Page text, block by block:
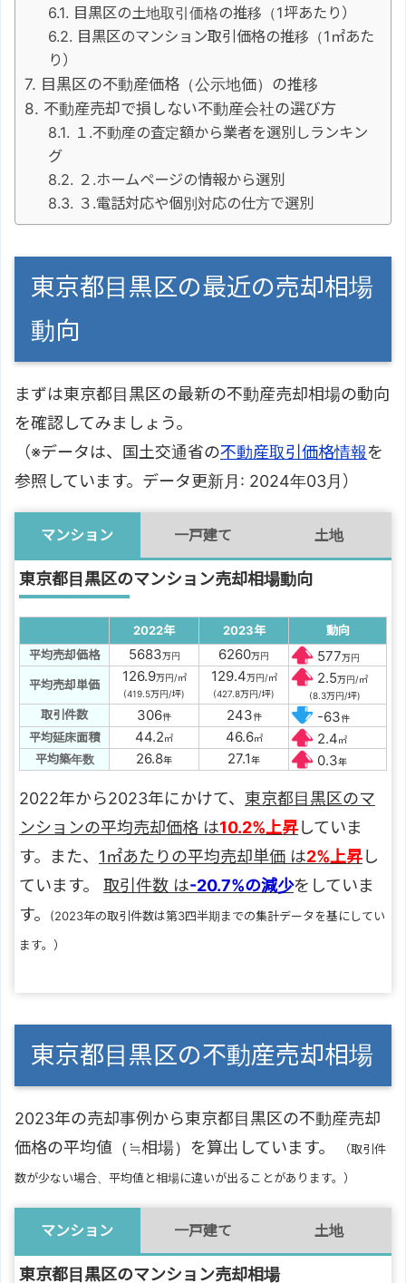
目黒区の土地取引価格の推移（1坪あたり）
目黒区のマンション取引価格の推移（1㎡あた
り）
目黒区の不動産価格（公示地価）の推移
不動産売却で損しない不動産会社の選び方
１.不動産の査定額から業者を選別しランキン
グ
２.ホームページの情報から選別
３.電話対応や個別対応の仕方で選別
東京都目黒区の最近の売却相場
動向
まずは東京都目黒区の最新の不動産売却相場の動向
を確認してみましょう。
（※データは、国土交通省の不動産取引価格情報を
参照しています。データ更新月: 2024年03月）
マンション 一戸建て 土地
東京都目黒区のマンション売却相場動向
2022年 2023年
動向
平均売却価格
5683万円 6260万円 577万円
平均売却単価 126.9万円/㎡
(419.5万円/坪)
129.4万円/㎡
(427.8万円/坪)
2.5万円/㎡
(8.3万円/坪)
取引件数 306件 243件 -63件
平均延床面積 44.2㎡ 46.6㎡ 2.4㎡
平均築年数 26.8年 27.1年 0.3年
2022年から2023年にかけて、 東京都目黒区のマ
ンションの平均売却価格 は10.2%上昇していま
す。また、 1㎡あたりの平均売却単価 は2%上昇し
ています。 取引件数 は-20.7%の減少をしていま
す。
(2023年の取引件数は第3四半期までの集計データを基にしてい
ます。）
東京都目黒区の不動産売却相場
2023年の売却事例から東京都目黒区の不動産売却
価格の平均値（≒相場）を算出しています。
（取引件
数が少ない場合、平均値と相場に違いが出ることがあります。）
マンション 一戸建て 土地
東京都目黒区のマンション売却相場